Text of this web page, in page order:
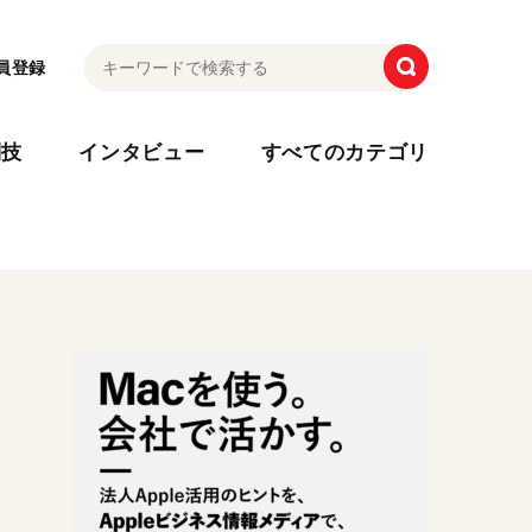
登録
インタビュー すべてのカテゴリ